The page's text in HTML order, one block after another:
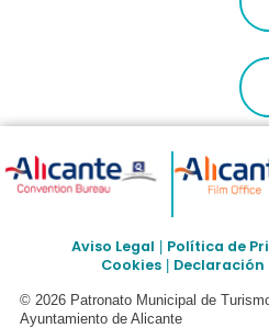
Aviso Legal Política de
Cookies
Declaración
© 2026 Patronato Municipal de
Ayuntamiento de Alicante